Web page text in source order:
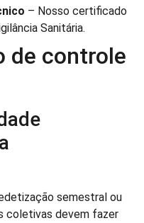
– Nosso certificado
Sanitária.
de controle
semestral ou
coletivas devem fazer